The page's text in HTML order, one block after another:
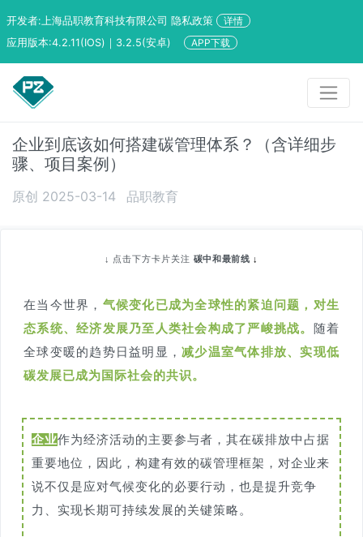
开发者:上海品职教育科技有限公司 隐私政策
详情
应用版本:4.2.11(IOS)｜3.2.5(安卓)
APP下载
企业到底该如何搭建碳管理体系？（含详细步
骤、项目案例）
原创 2025-03-14 品职教育
↓ 点击下方卡片关注 碳中和最前线 ↓
在当今世界， 气候变化已成为全球性的紧迫问题， 对生
态系统、经济发展乃至人类社会构成了严峻挑战。
随着
全球变暖的趋势日益明显，减少温室气体排放、实现低
碳发展已成为国际社会的共识。
企业作为经济活动的主要参与者，其在碳排放中占据
重要地位，因此，构建有效的碳管理框架，对企业来
说不仅是应对气候变化的必要行动，也是提升竞争
力、实现长期可持续发展的关键策略。